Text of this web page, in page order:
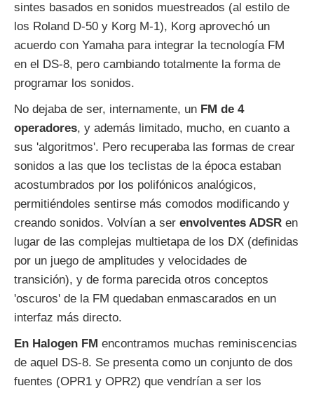
sintes basados en sonidos muestreados (al estilo de
los Roland D-50 y Korg M-1), Korg aprovechó un
acuerdo con Yamaha para integrar la tecnología FM
en el DS-8, pero cambiando totalmente la forma de
programar los sonidos.
No dejaba de ser, internamente, un FM de 4
operadores, y además limitado, mucho, en cuanto a
sus 'algoritmos'. Pero recuperaba las formas de crear
sonidos a las que los teclistas de la época estaban
acostumbrados por los polifónicos analógicos,
permitiéndoles sentirse más comodos modificando y
creando sonidos. Volvían a ser envolventes ADSR en
lugar de las complejas multietapa de los DX (definidas
por un juego de amplitudes y velocidades de
transición), y de forma parecida otros conceptos
'oscuros' de la FM quedaban enmascarados en un
interfaz más directo.
En Halogen FM encontramos muchas reminiscencias
de aquel DS-8. Se presenta como un conjunto de dos
fuentes (OPR1 y OPR2) que vendrían a ser los